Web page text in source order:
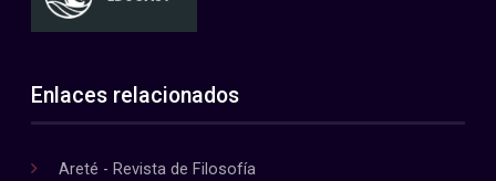
Enlaces relacionados
Areté - Revista de Filosofía